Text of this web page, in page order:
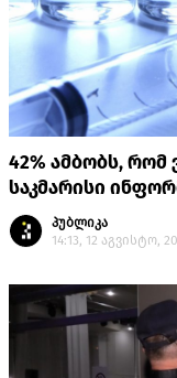
42% ამბობს, რომ
საკმარისი
პუბლიკა
14:13, 12 აგვისტო,